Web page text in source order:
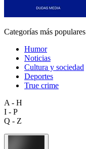
Categorías más populares
Humor
Noticias
Cultura y sociedad
Deportes
True crime
A - H
I - P
Q - Z